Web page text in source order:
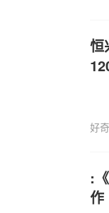
恒
好
​:
作